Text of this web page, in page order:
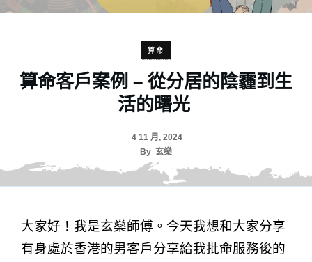
算命
算命客戶案例 – 從分居的陰霾到生
活的曙光
4 11 月, 2024
By 玄燊
大家好！我是玄燊師傅。今天我想和大家分享
有身處於香港的男客戶分享給我批命服務後的